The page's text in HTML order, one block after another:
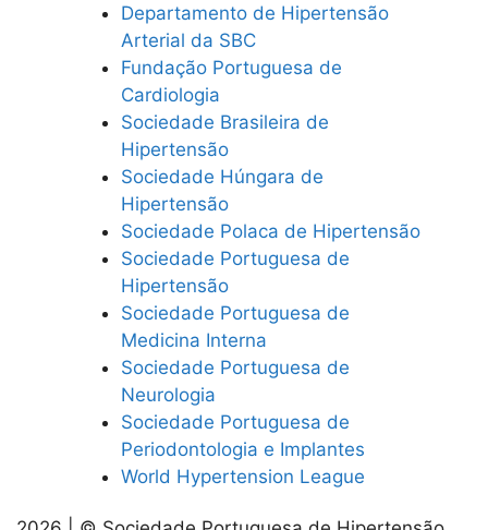
Departamento de Hipertensão
Arterial da SBC
Fundação Portuguesa de
Cardiologia
Sociedade Brasileira de
Hipertensão
Sociedade Húngara de
Hipertensão
Sociedade Polaca de Hipertensão
Sociedade Portuguesa de
Hipertensão
Sociedade Portuguesa de
Medicina Interna
Sociedade Portuguesa de
Neurologia
Sociedade Portuguesa de
Periodontologia e Implantes
World Hypertension League